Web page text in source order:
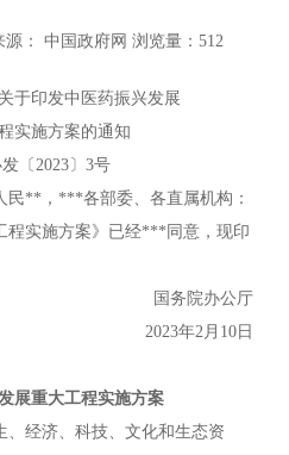
源： 中国政府网 浏览量：512
于印发中医药振兴发展
实施方案的通知
发〔2023〕3号
民**，***各部委、各直属机构：
程实施方案》已经***同意，现印
国务院办公厅
2023年2月10日
展重大工程实施方案
、经济、科技、文化和生态资